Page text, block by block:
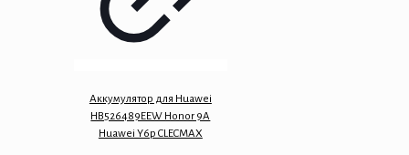
Аккумулятор для Huawei
HB526489EEW Honor 9A
Huawei Y6p CLECMAX